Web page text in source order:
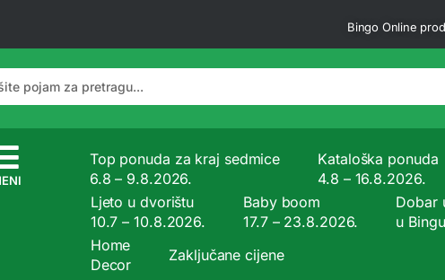
Bingo Online
Top ponuda za kraj sedmice
6.8 – 9.8.2026.
Kataloška ponuda
4.8 – 16.8.2026.
Ljeto u dvorištu
10.7 – 10.8.2026.
Baby boom
17.7 – 23.8.2026.
Dobar
u
Home
Decor
Zaključane cijene